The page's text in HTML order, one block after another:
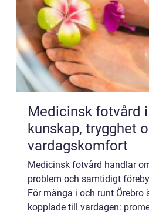
Medicinsk fotvård
kunskap, trygghet
vardagskomfort
Medicinsk fotvård handlar
problem och samtidigt
För många i och runt Örebro
kopplade till vardagen: